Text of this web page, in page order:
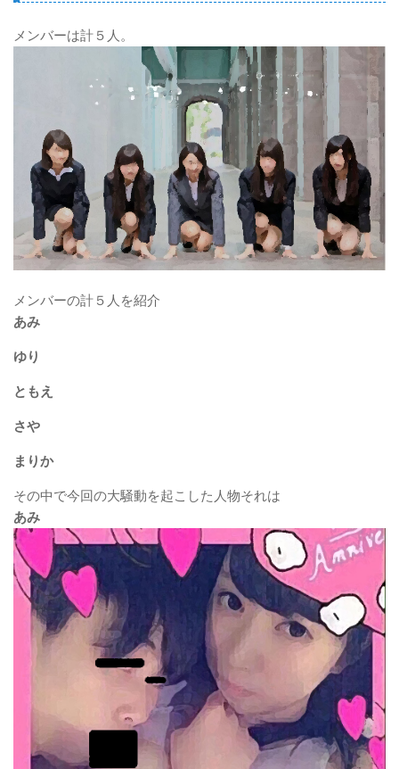
メンバーは計５人。
メンバーの計５人を紹介
あみ
ゆり
ともえ
さや
まりか
その中で今回の大騒動を起こした人物それは
あみ